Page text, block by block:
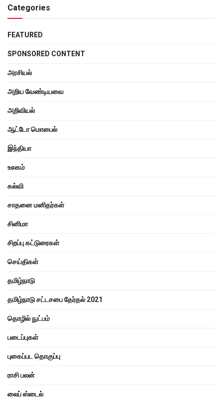
Categories
FEATURED
SPONSORED CONTENT
அரசியல்
அறிய வேண்டியவை
அறிவியல்
ஆட்டோ மொபைல்
இந்தியா
உலகம்
கல்வி
சாதனை மனிதர்கள்
சினிமா
சிறப்பு கட்டுரைகள்
செய்திகள்
தமிழ்நாடு
தமிழ்நாடு சட்டசபை தேர்தல் 2021
தொழில் நுட்பம்
படைப்புகள்
புகைப்பட தொகுப்பு
ராசி பலன்
லைப் ஸ்டைல்